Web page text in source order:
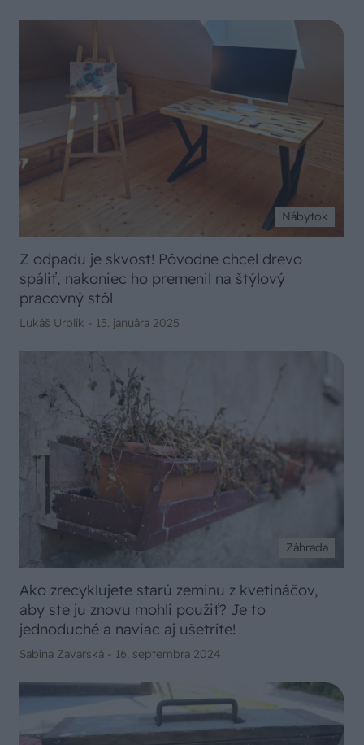
Nábytok
Z odpadu je skvost! Pôvodne chcel drevo
spáliť, nakoniec ho premenil na štýlový
pracovný stôl
Lukáš Urblík - 15. januára 2025
Záhrada
Ako zrecyklujete starú zeminu z kvetináčov,
aby ste ju znovu mohli použiť? Je to
jednoduché a naviac aj ušetríte!
Sabína Zavarská - 16. septembra 2024